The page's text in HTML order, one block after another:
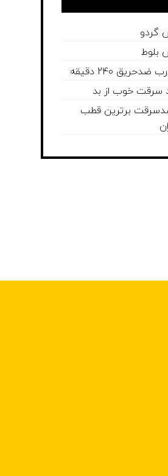
گردو
بلوط
240 دقیقه
خوب از بد
برترین قطب